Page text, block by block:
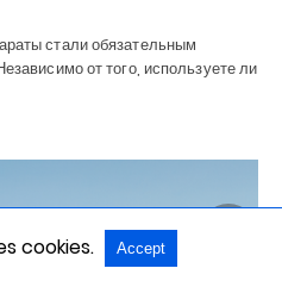
стали обязательным
от того, используете ли
cookies. Accept